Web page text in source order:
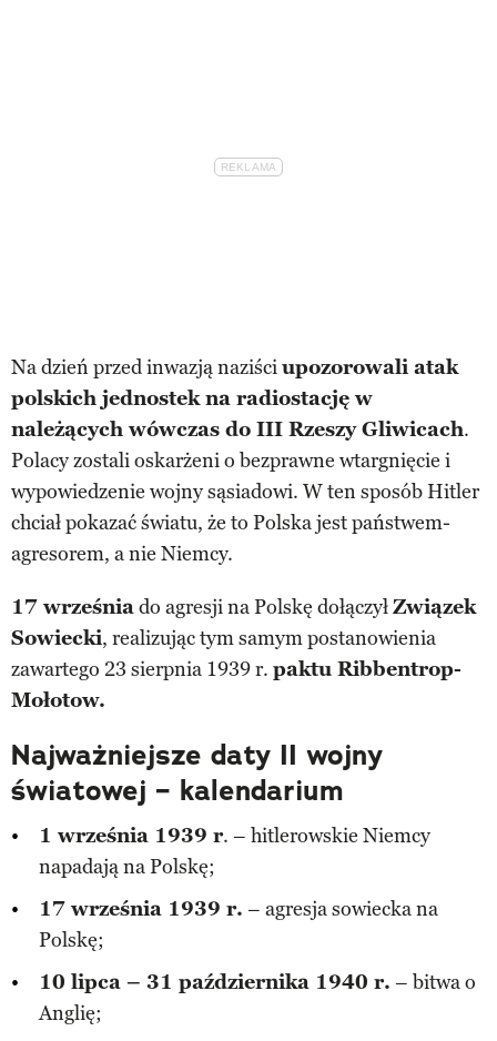
Na dzień przed inwazją naziściupozorowali atak
polskich jednostek na radiostację w
należących wówczas do III Rzeszy Gliwicach.
Polacy zostali oskarżeni o bezprawne wtargnięcie i
wypowiedzenie wojny sąsiadowi. W ten sposób Hitler
chciał pokazać światu, że to Polska jest państwem-
agresorem, a nie Niemcy.
17 wrześniado agresji na Polskę dołączyłZwiązek
Sowiecki, realizując tym samym postanowienia
zawartego 23 sierpnia 1939 r. paktu Ribbentrop-
Mołotow.
Najważniejsze daty II wojny
światowej – kalendarium
1 września 1939 r. – hitlerowskie Niemcy
napadają na Polskę;
17 września 1939 r. – agresja sowiecka na
Polskę;
10 lipca – 31 października 1940 r. – bitwa o
Anglię;